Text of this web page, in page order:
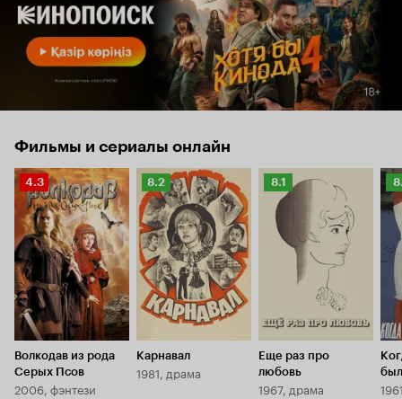
Фильмы и сериалы онлайн
Рейтинг
Кинопоиска
4.3
4.3
Волкодав из рода
Серых Псов
2006, фэнтези
Рейтинг
Кинопоиска
8.2
8.2
Карнавал
1981, драма
Рейтинг
Кинопоиска
8.1
8.1
Еще раз про
любовь
1967, драма